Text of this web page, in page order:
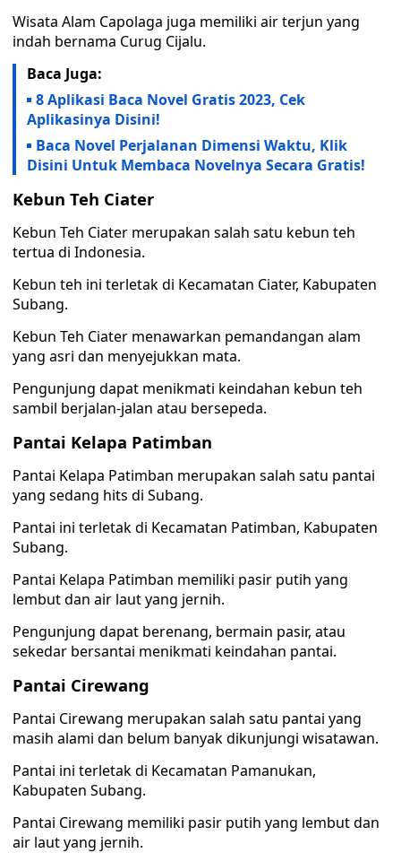
Wisata Alam Capolaga juga memiliki air terjun yang
indah bernama Curug Cijalu.
Baca Juga:
8 Aplikasi Baca Novel Gratis 2023, Cek
Aplikasinya Disini!
Baca Novel Perjalanan Dimensi Waktu, Klik
Disini Untuk Membaca Novelnya Secara Gratis!
Kebun Teh Ciater
Kebun Teh Ciater merupakan salah satu kebun teh
tertua di Indonesia.
Kebun teh ini terletak di Kecamatan Ciater, Kabupaten
Subang.
Kebun Teh Ciater menawarkan pemandangan alam
yang asri dan menyejukkan mata.
Pengunjung dapat menikmati keindahan kebun teh
sambil berjalan-jalan atau bersepeda.
Pantai Kelapa Patimban
Pantai Kelapa Patimban merupakan salah satu pantai
yang sedang hits di Subang.
Pantai ini terletak di Kecamatan Patimban, Kabupaten
Subang.
Pantai Kelapa Patimban memiliki pasir putih yang
lembut dan air laut yang jernih.
Pengunjung dapat berenang, bermain pasir, atau
sekedar bersantai menikmati keindahan pantai.
Pantai Cirewang
Pantai Cirewang merupakan salah satu pantai yang
masih alami dan belum banyak dikunjungi wisatawan.
Pantai ini terletak di Kecamatan Pamanukan,
Kabupaten Subang.
Pantai Cirewang memiliki pasir putih yang lembut dan
air laut yang jernih.